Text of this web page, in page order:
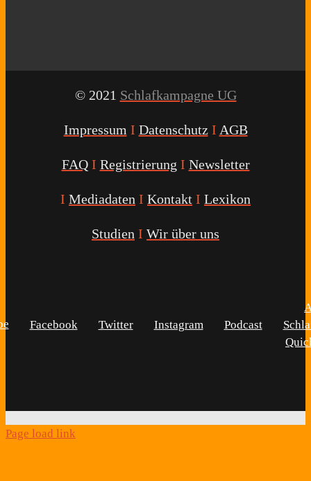
© 2021 Schlafkampagne UG
Impressum I Datenschutz I AGB
FAQ I Registrierung I Newsletter
I Mediadaten I Kontakt I Lexikon
Studien I Wir über uns
Facebook Twitter Instagram Podcast
Page load link